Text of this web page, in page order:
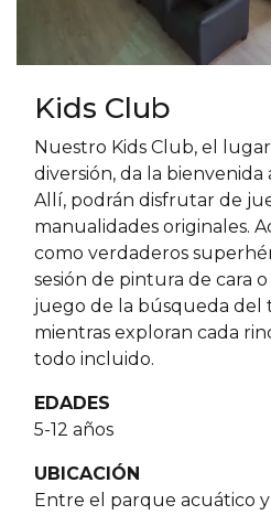
Kids Club
Nuestro Kids Club, el
diversión, da la bienvenida
Allí, podrán disfrutar de
manualidades originales.
como verdaderos
sesión de pintura de cara
juego de la búsqueda del
mientras exploran cada
todo incluido.
EDADES
5-12 años
UBICACIÓN
Entre el parque acuático